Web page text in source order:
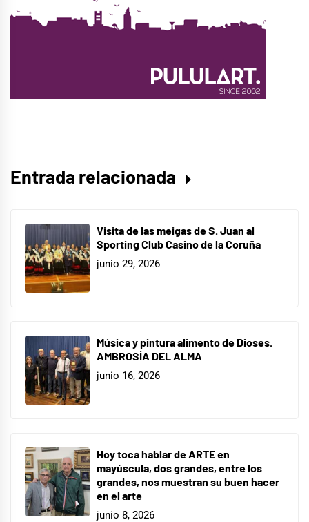
Entrada relacionada
Visita de las meigas de S. Juan al
Sporting Club Casino de la Coruña
junio 29, 2026
Música y pintura alimento de Dioses.
AMBROSÍA DEL ALMA
junio 16, 2026
Hoy toca hablar de ARTE en
mayúscula, dos grandes, entre los
grandes, nos muestran su buen hacer
en el arte
junio 8, 2026